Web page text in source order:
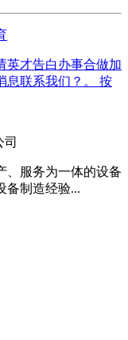
英才告白办事合做加
息联系我们？。 按
、服务为一体的设备
备制造经验...